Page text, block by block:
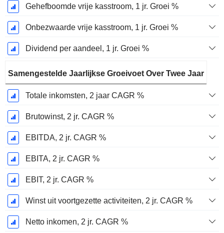
Gehefboomde vrije kasstroom, 1 jr. Groei %
Onbezwaarde vrije kasstroom, 1 jr. Groei %
Dividend per aandeel, 1 jr. Groei %
Samengestelde Jaarlijkse Groeivoet Over Twee Jaar
Totale inkomsten, 2 jaar CAGR %
Brutowinst, 2 jr. CAGR %
EBITDA, 2 jr. CAGR %
EBITA, 2 jr. CAGR %
EBIT, 2 jr. CAGR %
Winst uit voortgezette activiteiten, 2 jr. CAGR %
Netto inkomen, 2 jr. CAGR %